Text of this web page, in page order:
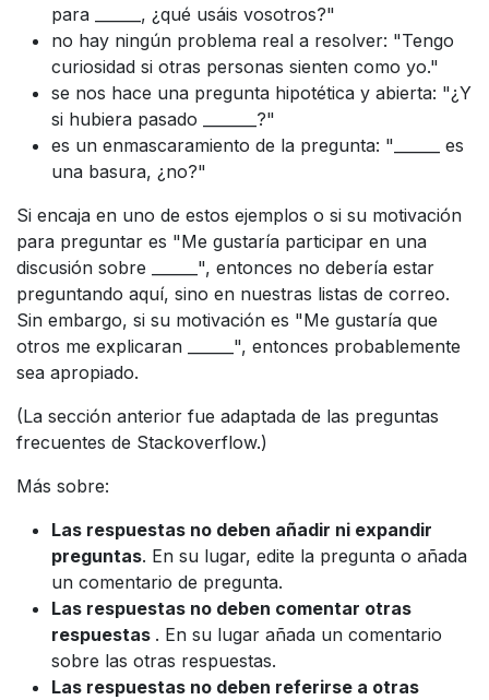
para ______, ¿qué usáis vosotros?"
no hay ningún problema real a resolver: "Tengo
curiosidad si otras personas sienten como yo."
se nos hace una pregunta hipotética y abierta: "¿Y
si hubiera pasado _______?"
es un enmascaramiento de la pregunta: "______ es
una basura, ¿no?"
Si encaja en uno de estos ejemplos o si su motivación
para preguntar es "Me gustaría participar en una
discusión sobre ______", entonces no debería estar
preguntando aquí, sino en nuestras listas de correo.
Sin embargo, si su motivación es "Me gustaría que
otros me explicaran ______", entonces probablemente
sea apropiado.
(La sección anterior fue adaptada de las preguntas
frecuentes de Stackoverflow.)
Más sobre:
Las respuestas no deben añadir ni expandir
preguntas. En su lugar, edite la pregunta o añada
un comentario de pregunta.
Las respuestas no deben comentar otras
respuestas . En su lugar añada un comentario
sobre las otras respuestas.
Las respuestas no deben referirse a otras